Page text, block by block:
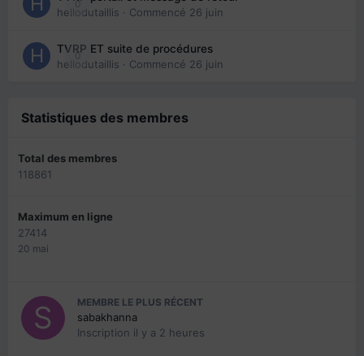
0
hellodutaillis · Commencé 26 juin
0
TVRP ET suite de procédures
hellodutaillis · Commencé 26 juin
Statistiques des membres
Total des membres
118861
Maximum en ligne
27414
20 mai
MEMBRE LE PLUS RÉCENT
sabakhanna
Inscription il y a 2 heures